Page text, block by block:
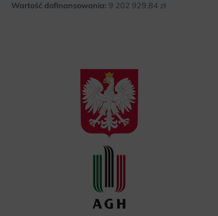
Wartość dofinansowania: 9 202 929,84 zł